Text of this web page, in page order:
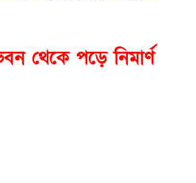
থেকে পড়ে নিমার্ণ